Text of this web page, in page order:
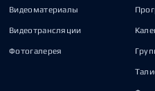
Видеоматериалы
Видеотрансляции
Фотогалерея